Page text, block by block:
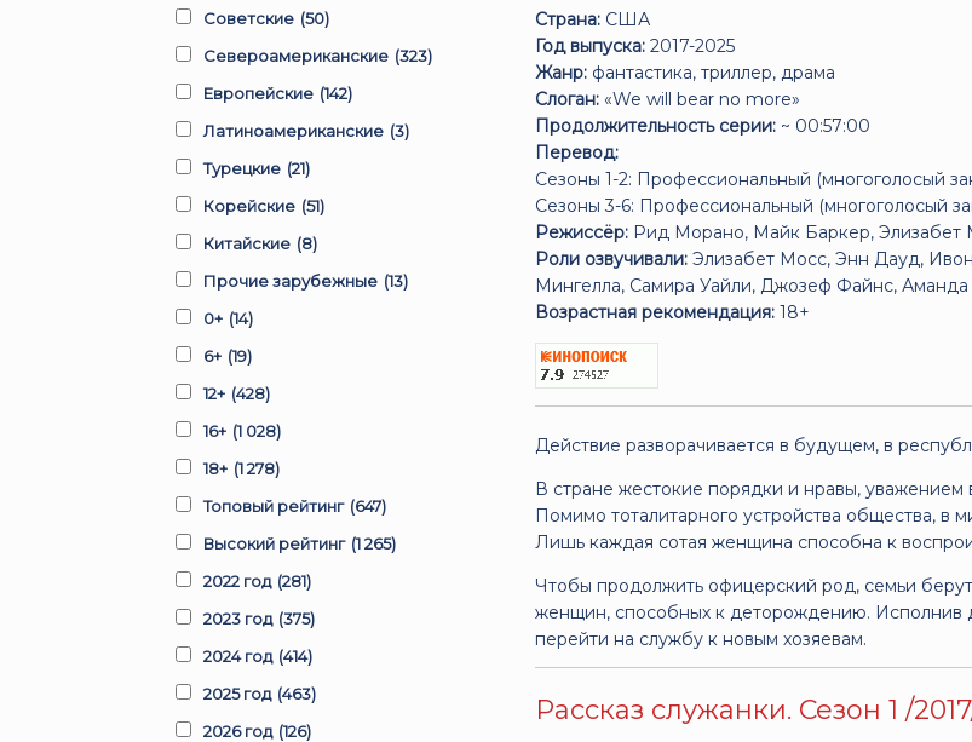
Страна: США
Год выпуска: 2017-2025
Жанр: фантастика, триллер, драма
Слоган: «We will bear no more»
Продолжительность серии: ~ 00:57:00
Перевод:
Сезоны 1-2: Профессиональный (многоголосый
Сезоны 3-6: Профессиональный (многоголосый
Режиссёр: Рид Морано, Майк Баркер, Элизабет
Роли озвучивали: Элизабет Мосс, Энн Дауд,
Мингелла, Самира Уайли, Джозеф Файнс, Аманда
Возрастная рекомендация: 18+
Действие разворачивается в будущем, в
В стране жестокие порядки и нравы,
Помимо тоталитарного устройства общества,
Лишь каждая сотая женщина способна к
Чтобы продолжить офицерский род, семьи
женщин, способных к деторождению. Исполнив
перейти на службу к новым хозяевам.
Рассказ служанки. Сезон 1 /
Советские (50)
Североамериканские (323)
Европейские (142)
Латиноамериканские (3)
Турецкие (21)
Корейские (51)
Китайские (8)
Прочие зарубежные (13)
0+ (14)
6+ (19)
12+ (428)
16+ (1 028)
18+ (1 278)
Топовый рейтинг (647)
Высокий рейтинг (1 265)
2022 год (281)
2023 год (375)
2024 год (414)
2025 год (463)
2026 год (126)